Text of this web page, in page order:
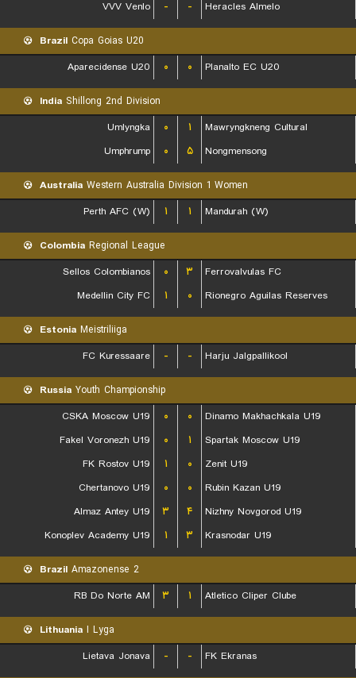
VVV Venlo
- - Heracles Almelo
Brazil Copa Goias U20
Aparecidense U20
۰ ۰ Planalto EC U20
India Shillong 2nd Division
Umlyngka
۰ ۱
Mawryngkneng Cultural
Umphrump
۰ ۵ Nongmensong
Australia Western Australia Division 1 Women
Perth AFC (W)
۱ ۱ Mandurah (W)
Colombia Regional League
Sellos Colombianos
۰ ۳
Ferrovalvulas FC
Medellin City FC
۱ ۰ Rionegro Aguilas Reserves
Estonia Meistriliiga
FC Kuressaare
- - Harju Jalgpallikool
Russia Youth Championship
CSKA Moscow U19
۰ ۰
Dinamo Makhachkala U19
Fakel Voronezh U19
۰ ۱
Spartak Moscow U19
FK Rostov U19
۱ ۰
Zenit U19
Chertanovo U19
۰ ۰
Rubin Kazan U19
Almaz Antey U19
۳ ۴
Nizhny Novgorod U19
Konoplev Academy U19
۱ ۳ Krasnodar U19
Brazil Amazonense 2
RB Do Norte AM
۳ ۱ Atletico Cliper Clube
Lithuania I Lyga
Lietava Jonava
- - FK Ekranas